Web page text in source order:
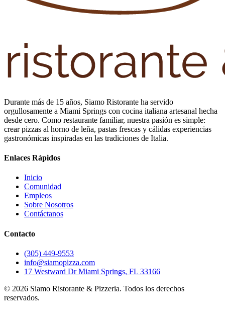
Durante más de 15 años, Siamo Ristorante ha servido
orgullosamente a Miami Springs con cocina italiana artesanal hecha
desde cero. Como restaurante familiar, nuestra pasión es simple:
crear pizzas al horno de leña, pastas frescas y cálidas experiencias
gastronómicas inspiradas en las tradiciones de Italia.
Enlaces Rápidos
Inicio
Comunidad
Empleos
Sobre Nosotros
Contáctanos
Contacto
(305) 449-9553
info@siamopizza.com
17 Westward Dr Miami Springs, FL 33166
© 2026 Siamo Ristorante & Pizzeria. Todos los derechos
reservados.